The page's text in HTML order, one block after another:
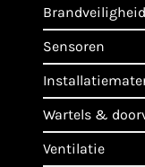
brandveiligheid
sensoren
wartels &
ventilatie